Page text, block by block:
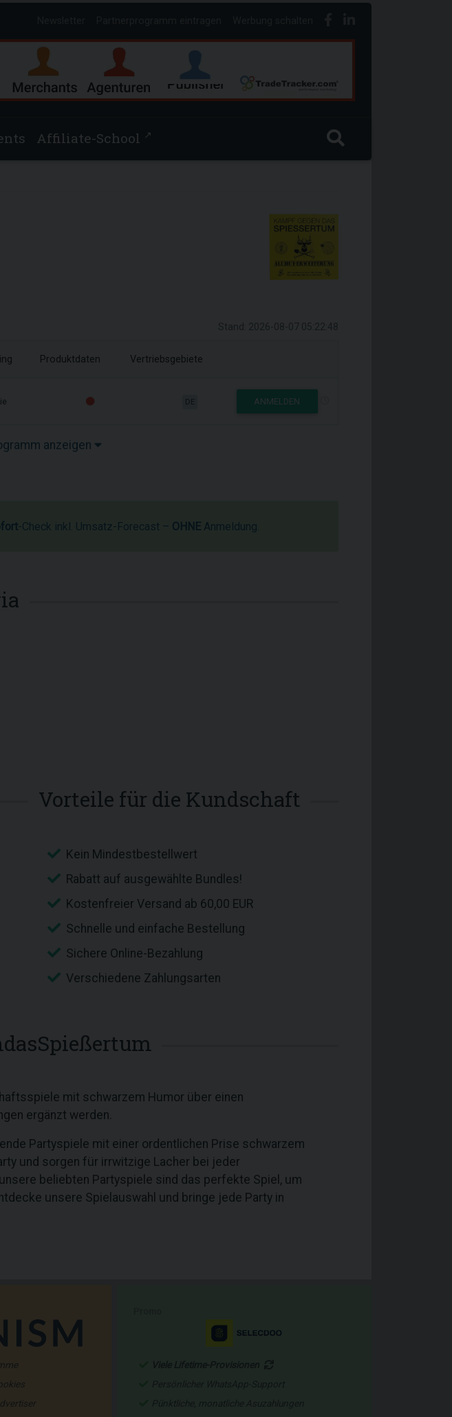
Affiliate-School ↗
Produktdaten Vertriebsgebiete
DE ANMELDEN
anzeigen
-Check inkl. Umsatz-Forecast – OHNE Anmeldung.
Vorteile für die Kundschaft
Kein Mindestbestellwert
Rabatt auf ausgewählte Bundles!
Kostenfreier Versand ab 60,00 EUR
Schnelle und einfache Bestellung
Sichere Online-Bezahlung
Verschiedene Zahlungsarten
mit schwarzem Humor über einen
ergänzt werden.
Partyspiele mit einer ordentlichen Prise schwarzem
und sorgen für irrwitzige Lacher bei jeder
beliebten Partyspiele sind das perfekte Spiel, um
unsere Spielauswahl und bringe jede Party in